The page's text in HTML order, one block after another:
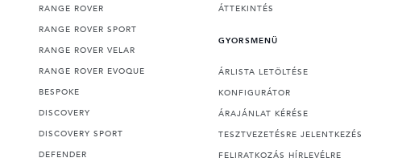
RANGE ROVER
RANGE ROVER SPORT
RANGE ROVER VELAR
RANGE ROVER EVOQUE
BESPOKE
DISCOVERY
DISCOVERY SPORT
DEFENDER
ÁTTEKINTÉS
GYORSMENÜ
ÁRLISTA LETÖLTÉSE
KONFIGURÁTOR
ÁRAJÁNLAT KÉRÉSE
TESZTVEZETÉSRE JELENTKEZÉS
FELIRATKOZÁS HÍRLEVÉLRE